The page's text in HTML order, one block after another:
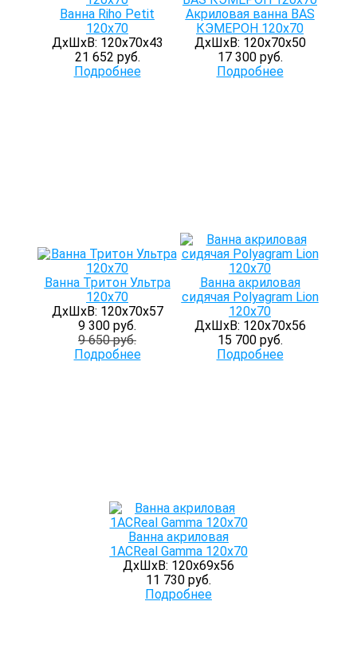
Ванна Riho Petit
120x70
ДхШхВ: 120х70х43
21 652 руб.
Подробнее
Акриловая ванна BAS
КЭМЕРОН 120х70
ДхШхВ: 120х70х50
17 300 руб.
Подробнее
Ванна Тритон Ультра
120x70
ДхШхВ: 120х70х57
9 300 руб.
9 650 руб.
Подробнее
Ванна акриловая
сидячая Polyagram Lion
120x70
ДхШхВ: 120х70х56
15 700 руб.
Подробнее
Ванна акриловая
1ACReal Gamma 120х70
ДхШхВ: 120х69х56
11 730 руб.
Подробнее